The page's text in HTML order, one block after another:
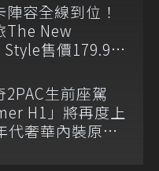
容全線到位！
The New
售價179.9萬
2PAC生前座駕
H1」將再度上
奢華內裝原汁